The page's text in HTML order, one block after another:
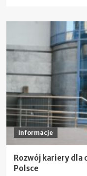
Informacje
Rozwój kariery dla
Polsce